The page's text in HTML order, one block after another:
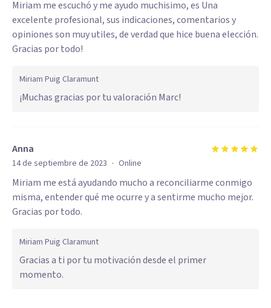
Miriam me escuchó y me ayudo muchisimo, es Una
excelente profesional, sus indicaciones, comentarios y
opiniones son muy utiles, de verdad que hice buena elección.
Gracias por todo!
Miriam Puig Claramunt
¡Muchas gracias por tu valoración Marc!
Anna
14 de septiembre de 2023 · Online
Miriam me está ayudando mucho a reconciliarme conmigo
misma, entender qué me ocurre y a sentirme mucho mejor.
Gracias por todo.
Miriam Puig Claramunt
Gracias a ti por tu motivación desde el primer
momento.